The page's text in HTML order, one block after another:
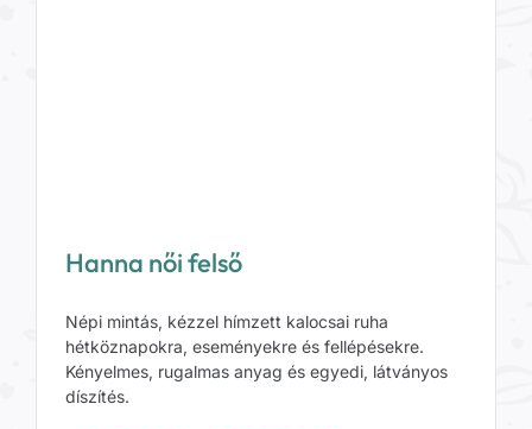
Hanna női felső
Népi mintás, kézzel hímzett kalocsai ruha
hétköznapokra, eseményekre és fellépésekre.
Kényelmes, rugalmas anyag és egyedi, látványos
díszítés.